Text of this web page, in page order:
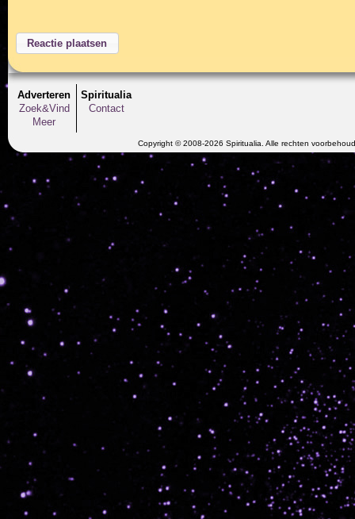
Adverteren
Zoek&Vind
Meer
Spiritualia
Contact
Copyright © 2008-2026 Spiritualia. Alle rechten